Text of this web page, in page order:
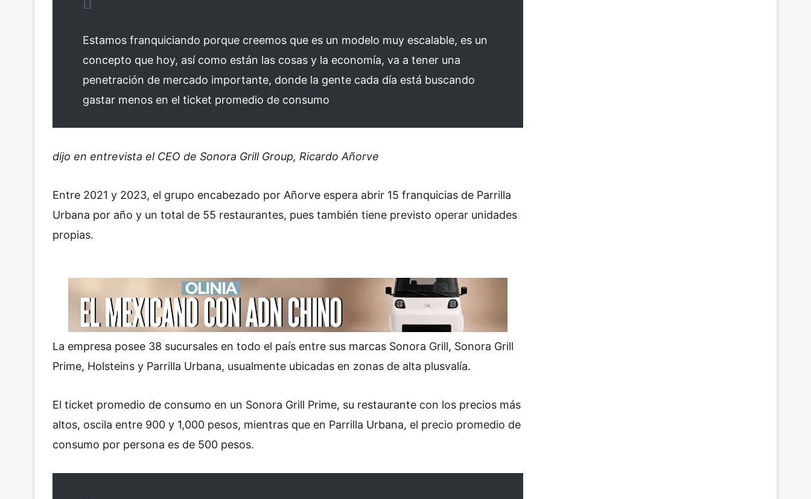
Estamos franquiciando porque creemos que es un modelo muy escalable, es un
concepto que hoy, así como están las cosas y la economía, va a tener una
penetración de mercado importante, donde la gente cada día está buscando
gastar menos en el ticket promedio de consumo
dijo en entrevista el CEO de Sonora Grill Group, Ricardo Añorve
Entre 2021 y 2023, el grupo encabezado por Añorve espera abrir 15 franquicias de Parrilla
Urbana por año y un total de 55 restaurantes, pues también tiene previsto operar unidades
propias.
La empresa posee 38 sucursales en todo el país entre sus marcas Sonora Grill, Sonora Grill
Prime, Holsteins y Parrilla Urbana, usualmente ubicadas en zonas de alta plusvalía.
El ticket promedio de consumo en un Sonora Grill Prime, su restaurante con los precios más
altos, oscila entre 900 y 1,000 pesos, mientras que en Parrilla Urbana, el precio promedio de
consumo por persona es de 500 pesos.